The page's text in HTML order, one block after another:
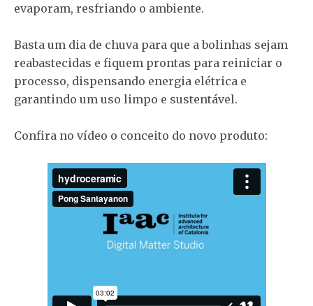
evaporam, resfriando o ambiente.
Basta um dia de chuva para que a bolinhas sejam
reabastecidas e fiquem prontas para reiniciar o
processo, dispensando energia elétrica e
garantindo um uso limpo e sustentável.
Confira no vídeo o conceito do novo produto: